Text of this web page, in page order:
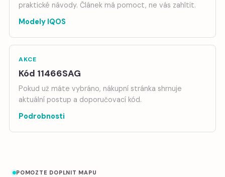
praktické návody. Článek má pomoct, ne vás zahltit.
Modely IQOS
AKCE
Kód 11466SAG
Pokud už máte vybráno, nákupní stránka shrnuje
aktuální postup a doporučovací kód.
Podrobnosti
POMOZTE DOPLNIT MAPU